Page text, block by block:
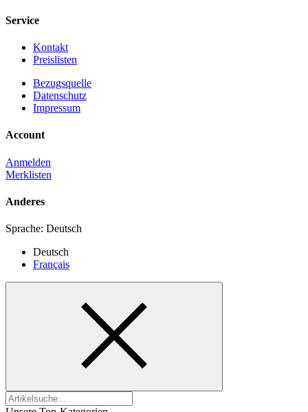
Service
Kontakt
Preislisten
Bezugsquelle
Datenschutz
Impressum
Account
Anmelden
Merklisten
Anderes
Sprache: Deutsch
Deutsch
Français